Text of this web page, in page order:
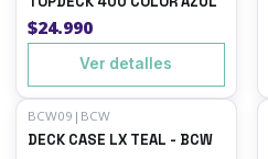
$24.990
Ver detalles
Agotado
BCW09 | BCW
DECK CASE LX TEAL - BCW